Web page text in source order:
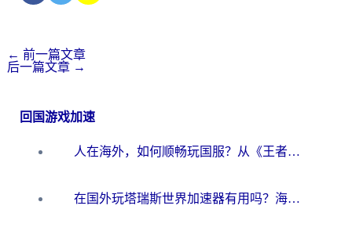
← 前一篇文章
后一篇文章 →
回国游戏加速
人在海外，如何顺畅玩国服？从《王者荣耀》到《云图计划》的加速器终极指南
在国外玩塔瑞斯世界加速器有用吗？海外玩家亲测后的真实答案